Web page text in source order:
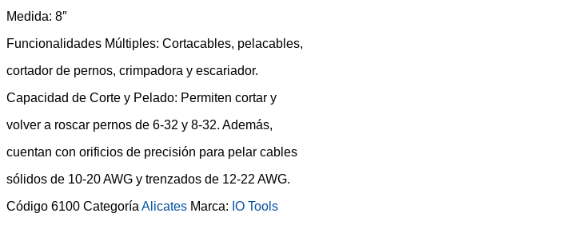
Medida: 8″
Funcionalidades Múltiples: Cortacables, pelacables,
cortador de pernos, crimpadora y escariador.
Capacidad de Corte y Pelado: Permiten cortar y
volver a roscar pernos de 6-32 y 8-32. Además,
cuentan con orificios de precisión para pelar cables
sólidos de 10-20 AWG y trenzados de 12-22 AWG.
Código 6100 Categoría Alicates Marca: IO Tools